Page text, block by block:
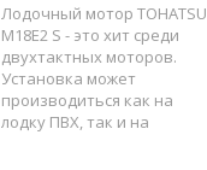
Лодочный мотор TOHATSU
M18E2 S - это хит среди
двухтактных моторов.
Установка может
производиться как на
лодку ПВХ, так и на